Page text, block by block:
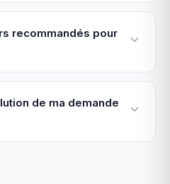
recommandés pour
de ma demande